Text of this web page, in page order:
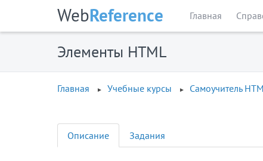
WebReference Главная
Элементы HTML
Главная Учебные курсы Самоучитель
Описание Задания